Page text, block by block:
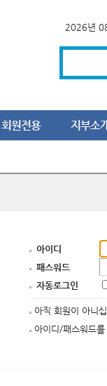
2026년
회원전용 지부소
아이디
패스워드
자동로그인
아직 회원이 아
아이디/패스워드